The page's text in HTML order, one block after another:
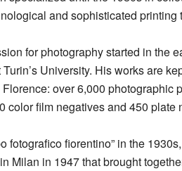
and sophisticated printing
for photography started in the
University. His works are
over 6,000 photographic
color film negatives and 450 plate
fotografico fiorentino” in the
Milan in 1947 that brought